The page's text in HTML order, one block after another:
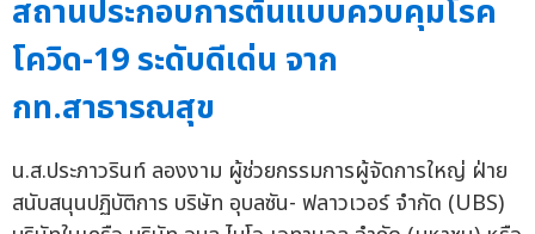
สถานประกอบการต้นแบบควบคุมโรค
โควิด-19 ระดับดีเด่น จาก
กท.สาธารณสุข
น.ส.ประภาวรินท์ ลองงาม ผู้ช่วยกรรมการผู้จัดการใหญ่ ฝ่าย
สนับสนุนปฏิบัติการ บริษัท อุบลซัน- ฟลาวเวอร์ จำกัด (UBS)